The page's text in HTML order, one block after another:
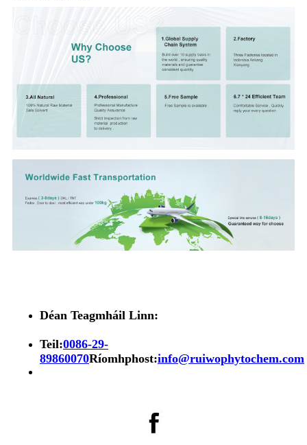
Déan Teagmháil Linn:
Teil:0086-29-
89860070Ríomhphost:info@ruiwophytochem.com